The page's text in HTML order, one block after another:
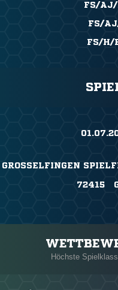
FS/AJ/
FS/
FS/H/
GROSSELFINGEN
72415
Höchste